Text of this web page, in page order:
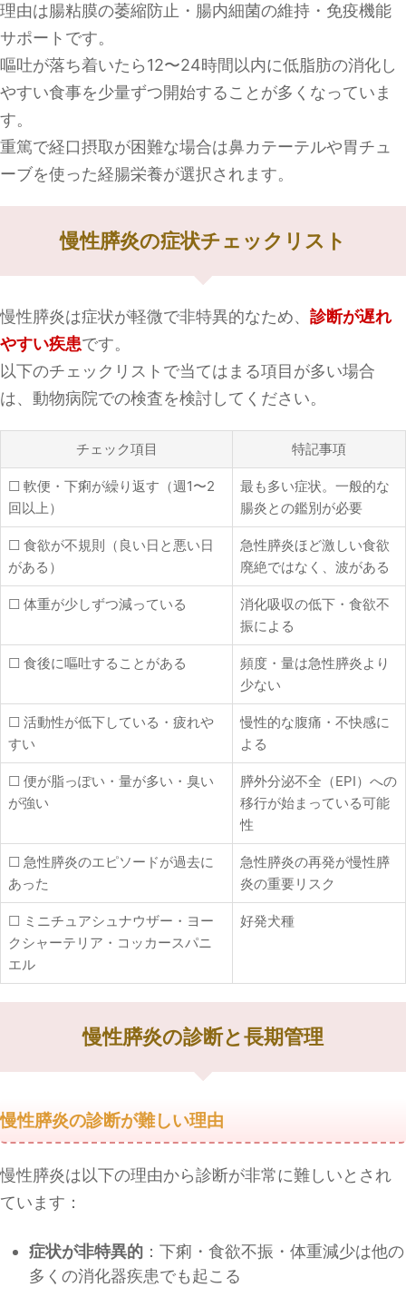
理由は腸粘膜の萎縮防止・腸内細菌の維持・免疫機能
サポートです。
嘔吐が落ち着いたら12〜24時間以内に低脂肪の消化し
やすい食事を少量ずつ開始することが多くなっていま
す。
重篤で経口摂取が困難な場合は鼻カテーテルや胃チュ
ーブを使った経腸栄養が選択されます。
慢性膵炎の症状チェックリスト
慢性膵炎は症状が軽微で非特異的なため、 診断が遅れ
やすい疾患です。
以下のチェックリストで当てはまる項目が多い場合
は、動物病院での検査を検討してください。
チェック項目 特記事項
☐ 軟便・下痢が繰り返す（週1〜2
回以上）
最も多い症状。一般的な
腸炎との鑑別が必要
☐ 食欲が不規則（良い日と悪い日
がある）
急性膵炎ほど激しい食欲
廃絶ではなく、波がある
☐ 体重が少しずつ減っている
消化吸収の低下・食欲不
振による
☐ 食後に嘔吐することがある
頻度・量は急性膵炎より
少ない
☐ 活動性が低下している・疲れや
すい
慢性的な腹痛・不快感に
よる
☐ 便が脂っぽい・量が多い・臭い
が強い
膵外分泌不全（EPI）への
移行が始まっている可能
性
☐ 急性膵炎のエピソードが過去に
あった
急性膵炎の再発が慢性膵
炎の重要リスク
☐ ミニチュアシュナウザー・ヨー
クシャーテリア・コッカースパニ
エル
好発犬種
慢性膵炎の診断と長期管理
慢性膵炎の診断が難しい理由
慢性膵炎は以下の理由から診断が非常に難しいとされ
ています：
症状が非特異的 ：下痢・食欲不振・体重減少は他の
多くの消化器疾患でも起こる